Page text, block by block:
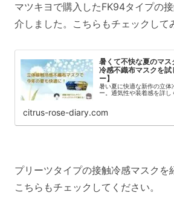
マツキヨで購入したFK94タイプの
介しました。こちらもチェックして
暑くて不快な夏のマ
冷感不織布マスクを試
ー】
暑い夏に快適な新作の立体
ー。通気性や装着感を詳し
citrus-rose-diary.com
プリーツタイプの接触冷感マスクを
こちらもチェックしてください。